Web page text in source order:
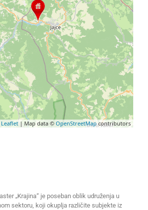
Leaflet | Map data © OpenStreetMapcontributors
„Krajina“ je poseban oblik udruženja u
sektoru, koji okuplja različite subjekte iz